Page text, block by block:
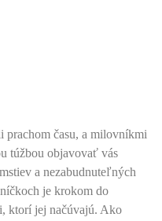
prachom času, a milovníkmi
túžbou objavovať vás
a nezabudnuteľných
je krokom do
ktorí jej načúvajú. Ako